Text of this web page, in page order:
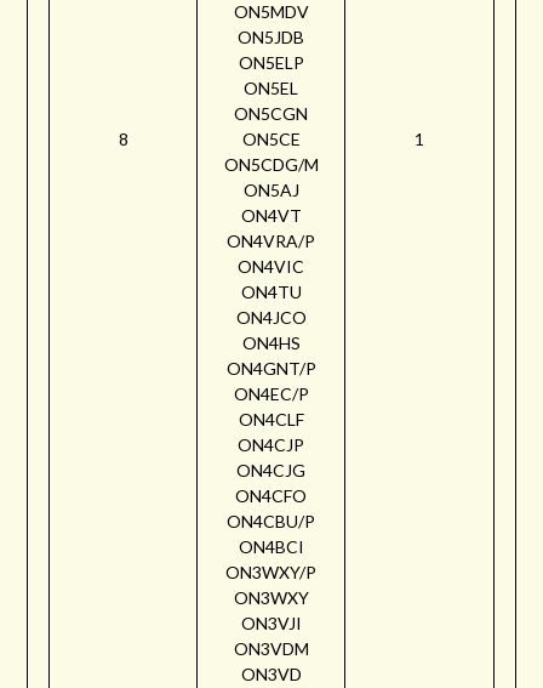
8
ON5MDV
ON5JDB
ON5ELP
ON5EL
ON5CGN
ON5CE
ON5CDG/M
ON5AJ
ON4VT
ON4VRA/P
ON4VIC
ON4TU
ON4JCO
ON4HS
ON4GNT/P
ON4EC/P
ON4CLF
ON4CJP
ON4CJG
ON4CFO
ON4CBU/P
ON4BCI
ON3WXY/P
ON3WXY
ON3VJI
ON3VDM
ON3VD
1